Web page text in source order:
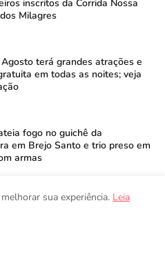
inscritos da Corrida Nossa
Milagres
terá grandes atrações e
em todas as noites; veja
fogo no guichê da
em Brejo Santo e trio preso em
armas
sua experiência. Leia